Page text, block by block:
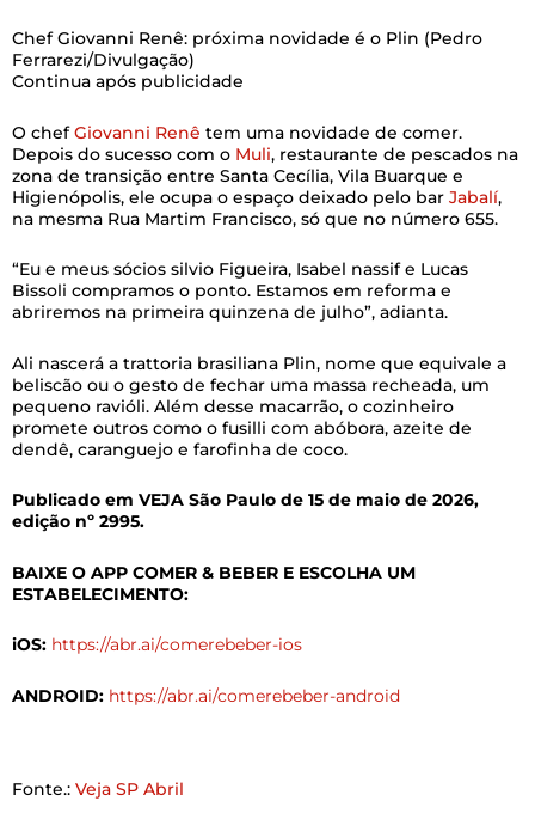
Chef Giovanni Renê: próxima novidade é o Plin (Pedro
Ferrarezi/Divulgação)
Continua após publicidade
O chefGiovanni Renê tem uma novidade de comer.
Depois do sucesso com o Muli, restaurante de pescados na
zona de transição entre Santa Cecília, Vila Buarque e
Higienópolis, ele ocupa o espaço deixado pelo bar Jabalí,
na mesma Rua Martim Francisco, só que no número 655.
“Eu e meus sócios silvio Figueira, Isabel nassif e Lucas
Bissoli compramos o ponto. Estamos em reforma e
abriremos na primeira quinzena de julho”, adianta.
Ali nascerá a trattoria brasiliana Plin, nome que equivale a
beliscão ou o gesto de fechar uma massa recheada, um
pequeno ravióli. Além desse macarrão, o cozinheiro
promete outros como o fusilli com abóbora, azeite de
dendê, caranguejo e farofinha de coco.
Publicado em VEJA São Paulo de 15 de maio de 2026,
edição nº 2995.
BAIXE O APP COMER & BEBER E ESCOLHA UM
ESTABELECIMENTO:
iOS: https://abr.ai/comerebeber-ios
ANDROID: https://abr.ai/comerebeber-android
Fonte.: Veja SP Abril